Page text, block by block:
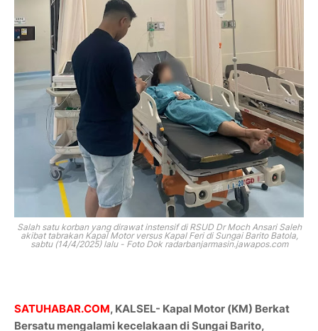
Salah satu korban yang dirawat instensif di RSUD Dr Moch Ansari Saleh
akibat tabrakan Kapal Motor versus Kapal Feri di Sungai Barito Batola,
sabtu (14/4/2025) lalu - Foto Dok radarbanjarmasin.jawapos.com
SATUHABAR.COM, KALSEL- Kapal Motor (KM) Berkat
Bersatu mengalami kecelakaan di Sungai Barito,